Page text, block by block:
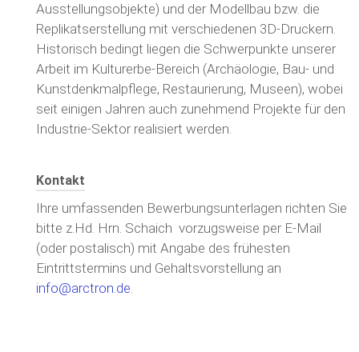
Ausstellungsobjekte) und der Modellbau bzw. die
Replikatserstellung mit verschiedenen 3D-Druckern.
Historisch bedingt liegen die Schwerpunkte unserer
Arbeit im Kulturerbe-Bereich (Archäologie, Bau- und
Kunstdenkmalpflege, Restaurierung, Museen), wobei
seit einigen Jahren auch zunehmend Projekte für den
Industrie-Sektor realisiert werden.
Kontakt
Ihre umfassenden Bewerbungsunterlagen richten Sie
bitte z.Hd. Hrn. Schaich vorzugsweise per E-Mail
(oder postalisch) mit Angabe des frühesten
Eintrittstermins und Gehaltsvorstellung an
info@arctron.de.